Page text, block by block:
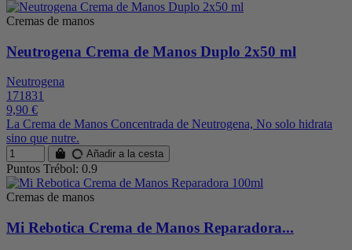
Cremas de manos
Neutrogena Crema de Manos Duplo 2x50 ml
Neutrogena
171831
9,90 €
La Crema de Manos Concentrada de Neutrogena, No solo hidrata
sino que nutre.
Añadir a la cesta
Puntos Trébol: 0.9
Cremas de manos
Mi Rebotica Crema de Manos Reparadora...